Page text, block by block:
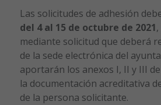
Las solicitudes de adhesión
del 4 al 15 de octubre de 2021
mediante solicitud que deberá
de la sede electrónica del
aportarán los anexos I, II y III
la documentación acreditativa
de la persona solicitante.